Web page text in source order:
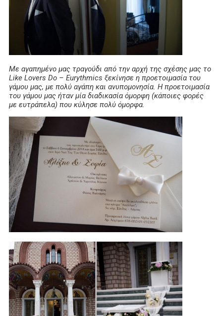
Με αγαπημένο μας τραγούδι από την αρχή της σχέσης μας το
Like Lovers Do – Eurythmics ξεκίνησε η προετοιμασία του
γάμου μας, με πολύ αγάπη και ανυπομονησία. Η προετοιμασία
του γάμου μας ήταν μία διαδικασία όμορφη (κάποιες φορές
με ευτράπελα) που κύλησε πολύ όμορφα.